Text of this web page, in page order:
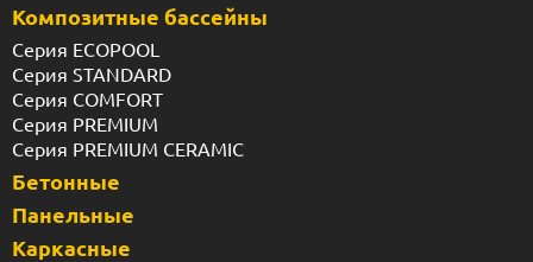
Композитные бассейны
Серия ECOPOOL
Серия STANDARD
Серия COMFORT
Серия PREMIUM
Серия PREMIUM CERAMIC
Бетонные
Панельные
Каркасные